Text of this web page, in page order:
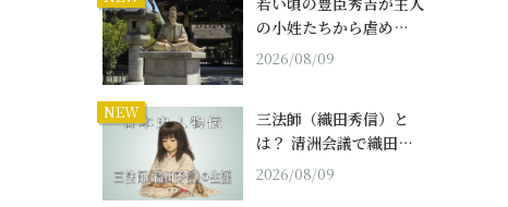
の小姓たちから虐め…
2026/08/09
NEW
三法師（織田秀信）と
は？ 清洲会議で織田…
2026/08/09